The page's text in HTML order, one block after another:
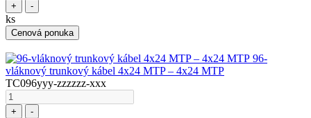
+ -
ks
Cenová ponuka
96-
vláknový trunkový kábel 4x24 MTP – 4x24 MTP
TC096yyy-zzzzzz-xxx
+ -